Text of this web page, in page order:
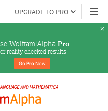
UPGRADE TO PRO
Wolfram|Alpha Pro
reality-checked results
Go Pro Now